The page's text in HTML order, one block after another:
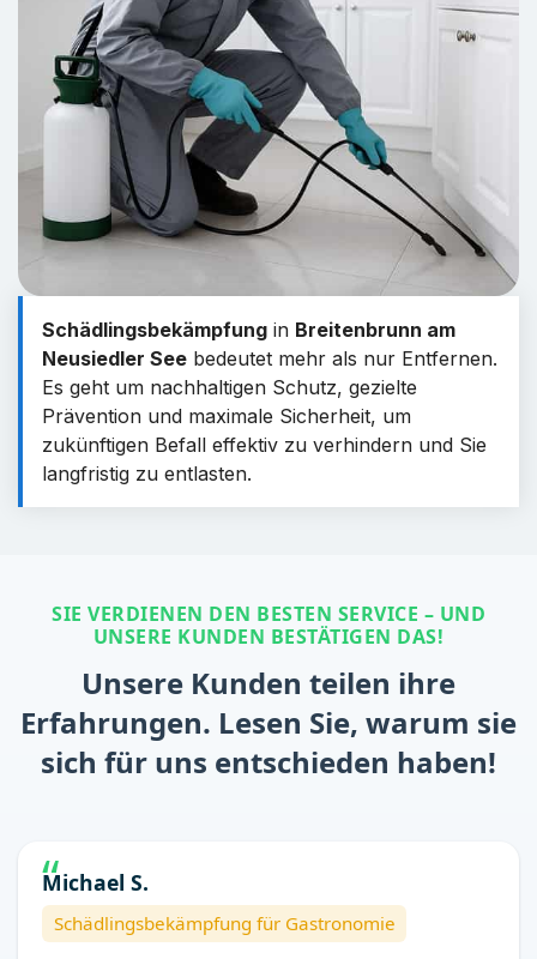
Schädlingsbekämpfung in Breitenbrunn am
Neusiedler See bedeutet mehr als nur Entfernen.
Es geht um nachhaltigen Schutz, gezielte
Prävention und maximale Sicherheit, um
zukünftigen Befall effektiv zu verhindern und Sie
langfristig zu entlasten.
SIE VERDIENEN DEN BESTEN SERVICE – UND
UNSERE KUNDEN BESTÄTIGEN DAS!
Unsere Kunden teilen ihre
Erfahrungen. Lesen Sie, warum sie
sich für uns entschieden haben!
Michael S.
Schädlingsbekämpfung für Gastronomie